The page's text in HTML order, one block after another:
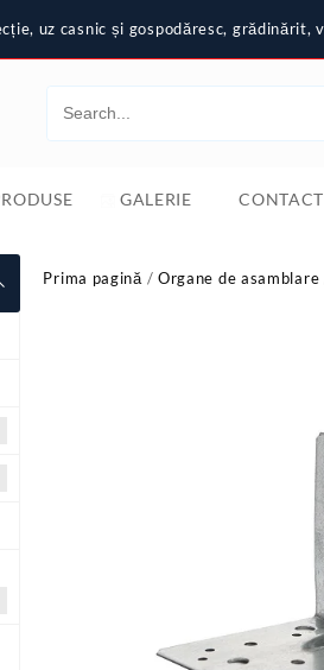
uz casnic și gospodăresc, grădinărit,
GALERIE CONTACT
Prima pagină / Organe de asamblare